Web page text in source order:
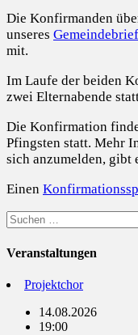
Die Konfirmanden
unseres
mit.
Im Laufe der beiden
zwei Elternabende
Die Konfirmation
Pfingsten statt. Mehr
sich anzumelden, gibt
Einen
Suchen
nach:
Veranstaltungen
Projektchor
14.08.2026
19:00